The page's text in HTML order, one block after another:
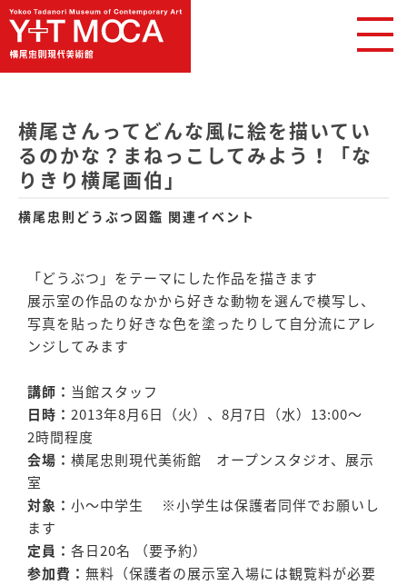
横尾忠則どうぶつ図鑑 関連イベント
横尾さんってどんな風に絵を描いてい
るのかな？まねっこしてみよう！「な
りきり横尾画伯」
「どうぶつ」をテーマにした作品を描きます
展示室の作品のなかから好きな動物を選んで模写し、
写真を貼ったり好きな色を塗ったりして自分流にアレ
ンジしてみます
講師： 当館スタッフ
日時： 2013年8月6日（火）、8月7日（水）13:00〜
2時間程度
会場： 横尾忠則現代美術館 オープンスタジオ、展示
室
対象： 小〜中学生 ※小学生は保護者同伴でお願いし
ます
定員： 各日20名 （要予約）
参加費： 無料（保護者の展示室入場には観覧料が必要